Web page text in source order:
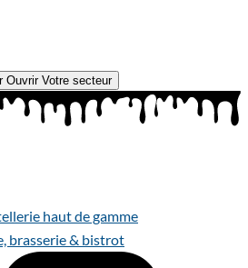
Ouvrir Votre secteur
haut de gamme
brasserie & bistrot